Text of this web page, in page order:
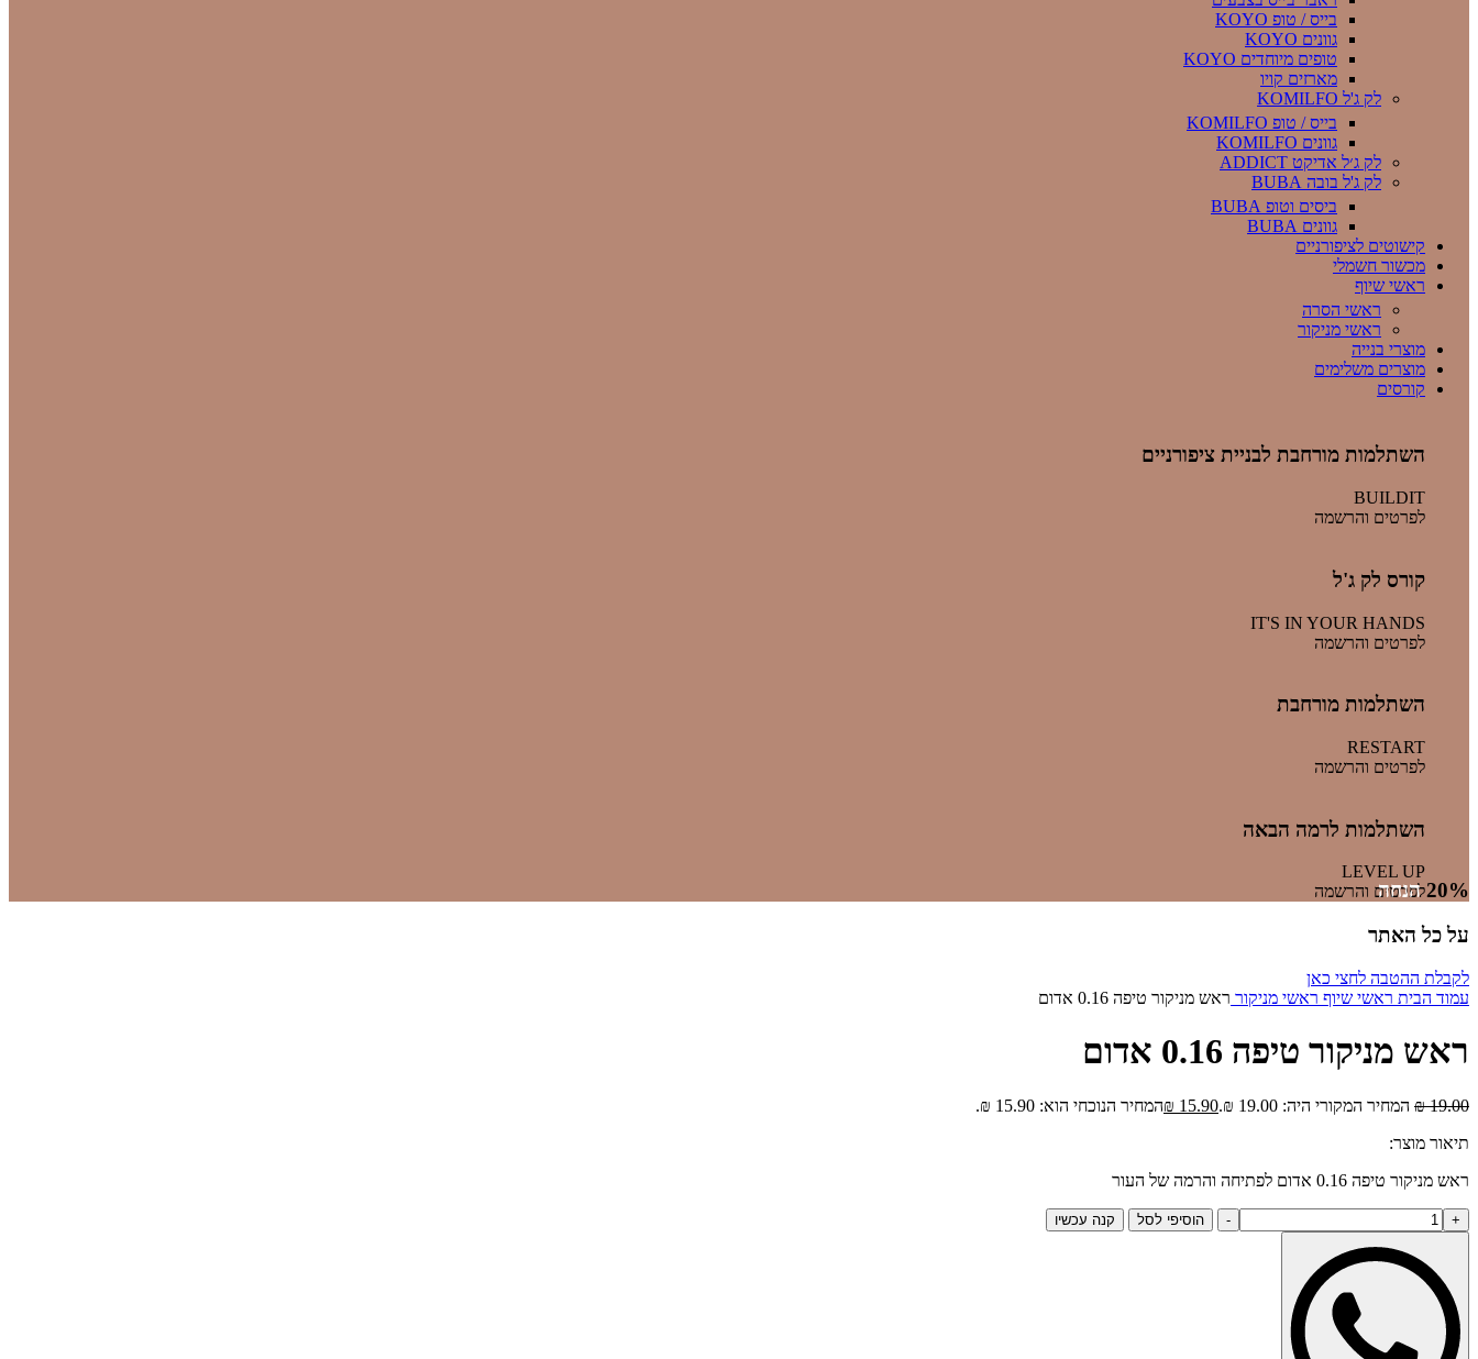
בייס / טופ KOYO
גוונים KOYO
טופים מיוחדים KOYO
מארזים קויו
לק ג'ל KOMILFO
בייס / טופ KOMILFO
גוונים KOMILFO
לק ג׳ל אדיקט ADDICT
לק ג'ל בובה BUBA
ביסים וטופ BUBA
גוונים BUBA
קישוטים לציפורניים
מכשור חשמלי
ראשי שיוף
ראשי הסרה
ראשי מניקור
מוצרי בנייה
מוצרים משלימים
קורסים
השתלמות מורחבת לבניית ציפורניים
BUILDIT
לפרטים והרשמה
קורס לק ג'ל
IT'S IN YOUR HANDS
לפרטים והרשמה
השתלמות מורחבת
RESTART
לפרטים והרשמה
השתלמות לרמה הבאה
LEVEL UP
לפרטים והרשמה20% הנחה
על כל האתר
לקבלת ההטבה לחצי כאן
עמוד הבית ראשי שיוף ראשי מניקור ראש מניקור טיפה 0.16 אדום
ראש מניקור טיפה 0.16 אדום
19.00
₪ המחיר המקורי היה: 19.00 ₪. 15.90
₪המחיר הנוכחי הוא: 15.90 ₪.
תיאור מוצר:
ראש מניקור טיפה 0.16 אדום לפתיחה והרמה של העור
הוסיפי לסל קנה עכשיו